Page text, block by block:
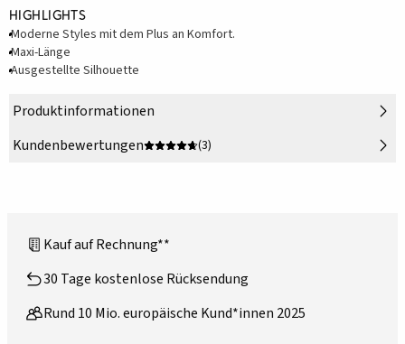
Highlights
Moderne Styles mit dem Plus an Komfort.
Maxi-Länge
Ausgestellte Silhouette
Produktinformationen
Kundenbewertungen
(3)
Kauf auf Rechnung**
30 Tage kostenlose Rücksendung
Rund 10 Mio. europäische Kund*innen 2025